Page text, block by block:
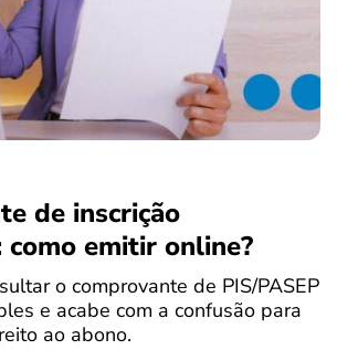
de inscrição
como emitir online?
o comprovante de PIS/PASEP
e acabe com a confusão para
ao abono.